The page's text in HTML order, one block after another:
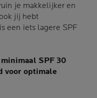
je makkelijker en
jij hebt
een iets lagere SPF
SPF 30
voor optimale